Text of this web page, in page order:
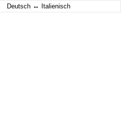
Deutsch ↔ Italienisch